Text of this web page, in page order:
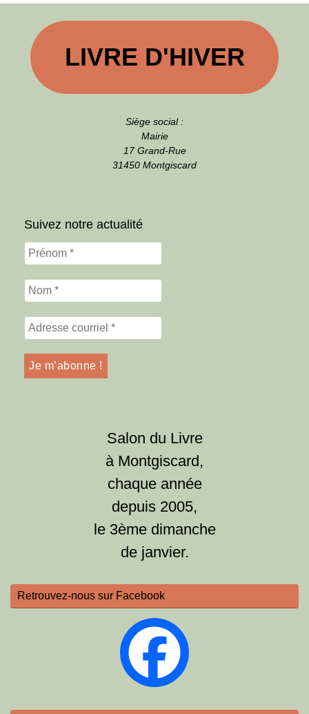
LIVRE D'HIVER
Siège social :
Mairie
17 Grand-Rue
31450 Montgiscard
Suivez notre actualité
Salon du Livre
à Montgiscard,
chaque année
depuis 2005,
le 3ème dimanche
de janvier.
Retrouvez-nous sur Facebook